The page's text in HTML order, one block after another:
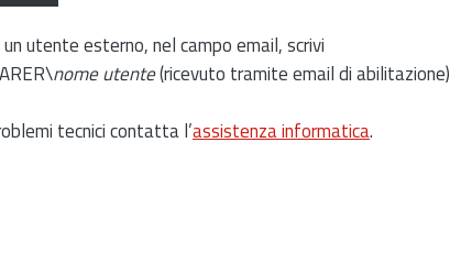
un utente esterno, nel campo email, scrivi
nome utente(ricevuto tramite email di abilitazione)
tecnici contatta l’assistenza informatica.